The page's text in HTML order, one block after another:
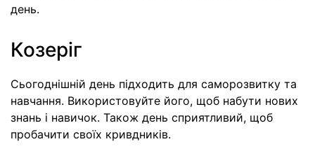
день.
Козеріг
Сьогоднішній день підходить для саморозвитку та
навчання. Використовуйте його, щоб набути нових
знань і навичок. Також день сприятливий, щоб
пробачити своїх кривдників.